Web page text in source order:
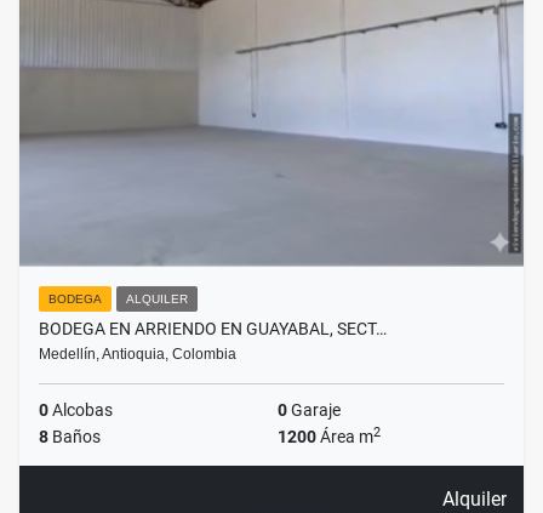
BODEGA ALQUILER
BODEGA EN ARRIENDO EN GUAYABAL, SECT…
Medellín, Antioquia, Colombia
0Alcobas 0Garaje
8 Baños 1200Área m2
Alquiler